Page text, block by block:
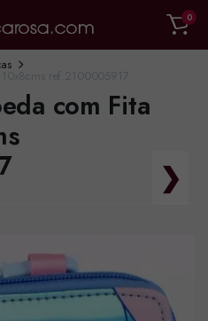
0
com Fita
❯